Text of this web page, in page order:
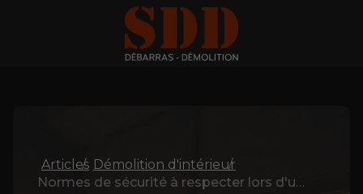
Articles Démolition d'intérieur
Normes de sécurité à respecter lors d'une démolition intérieure